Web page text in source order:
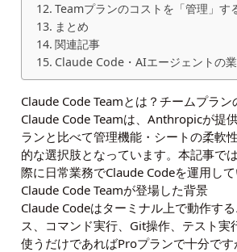
Teamプランのコストを「管理」
まとめ
関連記事
Claude Code・AIエージェントの
Claude Code Teamとは？チームプラ
Claude Code Teamは、Anthropicが提
ランと比べて管理機能・シートの柔軟
的な選択肢となっています。本記事で
際に日常業務でClaude Codeを運用し
Claude Code Teamが登場した背景
Claude Codeはターミナル上で動作す
ス、コマンド実行、Git操作、テスト
使うだけであればProプランで十分で